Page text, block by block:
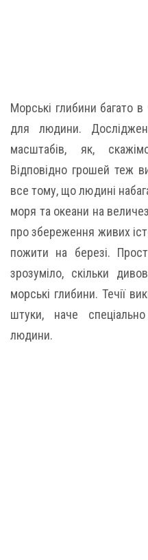
Морські глибини багато
для людини.
масштабів, як,
Відповідно грошей теж
все тому, що людині
моря та океани на
про збереження живих
пожити на березі.
зрозуміло, скільки
морські глибини. Течії
штуки, наче
людини.